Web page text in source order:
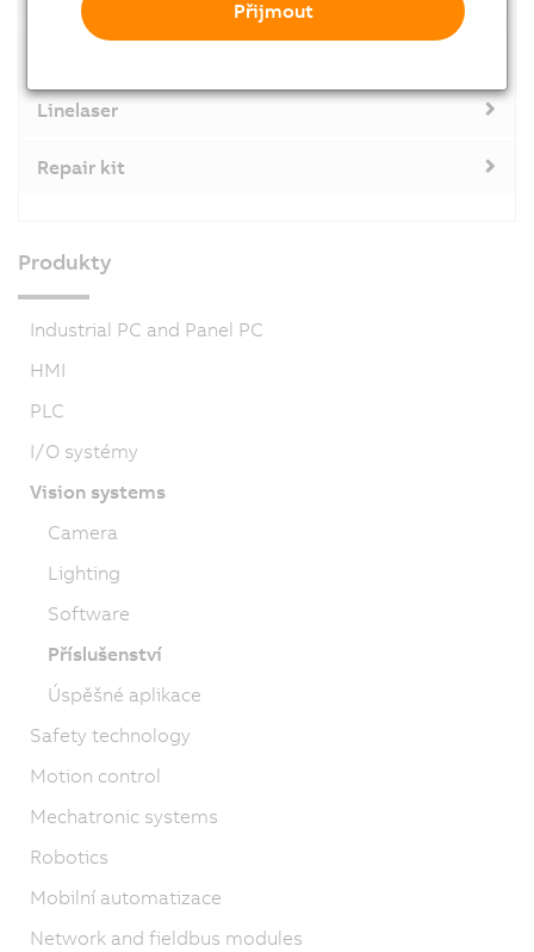
Linelaser
Repair kit
Produkty
Industrial PC and Panel PC
HMI
PLC
I/O systémy
Vision systems
Camera
Lighting
Software
Příslušenství
Úspěšné aplikace
Safety technology
Motion control
Mechatronic systems
Robotics
Mobilní automatizace
Network and fieldbus modules
Přijmout